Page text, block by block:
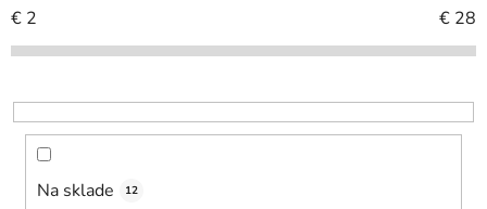
i
e
r
o
€ 2 € 28
Na sklade 12